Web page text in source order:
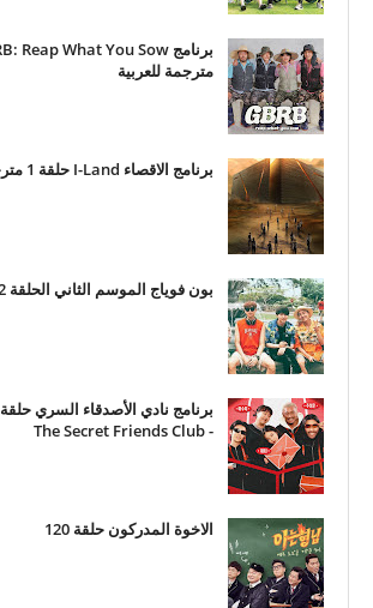
مترجمة للعربية
برنامج الاقصاء I-Land حلقة 1 مترجمة للعربية
بون فوياج الموسم الثاني الحلقة 2 مترجمة للعربية
- The Secret Friends Club
الاخوة المدركون حلقة 120